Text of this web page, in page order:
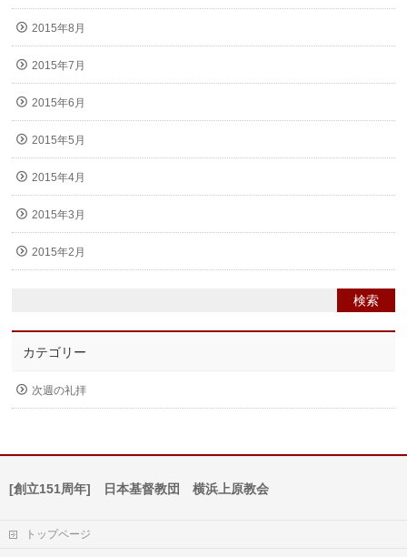
2015年8月
2015年7月
2015年6月
2015年5月
2015年4月
2015年3月
2015年2月
カテゴリー
次週の礼拝
[創立151周年] 日本基督教団 横浜上原教会
トップページ